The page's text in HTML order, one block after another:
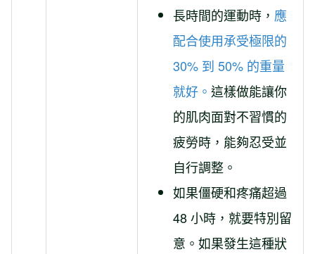
長時間的運動時， 應
配合使用承受極限的
30% 到 50% 的重量
就好。 這樣做能讓你
的肌肉面對不習慣的
疲勞時，能夠忍受並
自行調整。
如果僵硬和疼痛超過
48 小時，就要特別留
意。如果發生這種狀